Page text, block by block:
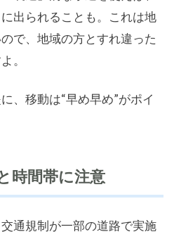
出られることも。これは地
で、地域の方とすれ違った
。
、移動は“早め早め”がポイ
時間帯に注意
通規制が一部の道路で実施